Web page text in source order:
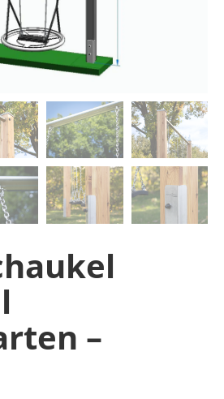
–